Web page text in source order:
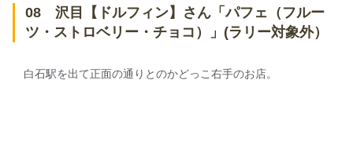
08 沢目【ドルフィン】さん「パフェ（フルー
ツ・ストロベリー・チョコ）」(ラリー対象外）
白石駅を出て正面の通りとのかどっこ右手のお店。